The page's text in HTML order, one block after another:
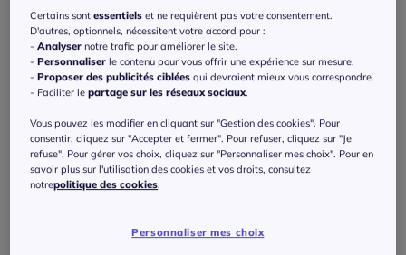
Taille :
Veuillez sélectionner une taille
42 -En stock
44 -épuisé
habituelle, car ce produit taille grand.
Guide des tailles
ou 3 fois 39,67 € sans frais ?
Certains sontessentiels et ne requièrent pas votre consentement.
D'autres, optionnels, nécessitent votre accord pour :
-Analyser notre trafic pour améliorer le site.
-Personnaliser le contenu pour vous offrir une expérience sur mesure.
-Proposer des publicités ciblées qui devraient mieux vous correspondre.
- Faciliter lepartage sur les réseaux sociaux
Vous pouvez les modifier en cliquant sur "Gestion des cookies". Pour
consentir, cliquez sur "Accepter et fermer". Pour refuser, cliquez sur "Je
refuse". Pour gérer vos choix, cliquez sur "Personnaliser mes choix". Pour en
savoir plus sur l'utilisation des cookies et vos droits, consultez
notrepolitique des cookies
Personnaliser mes choix